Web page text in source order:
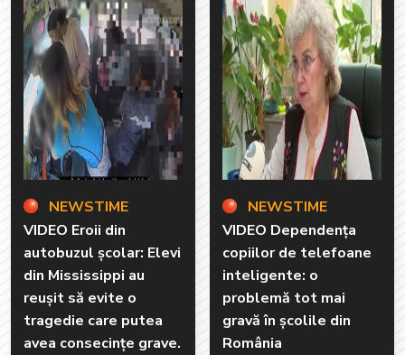
NEWSTIME
VIDEO Eroii din
autobuzul școlar: Elevi
din Mississippi au
reușit să evite o
tragedie care putea
avea consecințe grave.
NEWSTIME
VIDEO Dependența
copiilor de telefoane
inteligente: o
problemă tot mai
gravă în școlile din
România